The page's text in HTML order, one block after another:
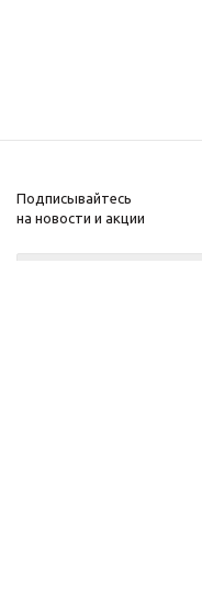
Подписывайтесь
на новости и акции